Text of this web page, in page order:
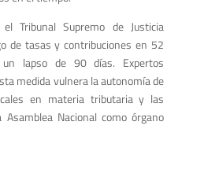
Tribunal Supremo de Justicia
de tasas y contribuciones en 52
un lapso de 90 días. Expertos
medida vulnera la autonomía de
en materia tributaria y las
Nacional como órgano